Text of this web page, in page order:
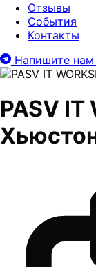
Отзывы
События
Контакты
Напишите нам
PASV IT